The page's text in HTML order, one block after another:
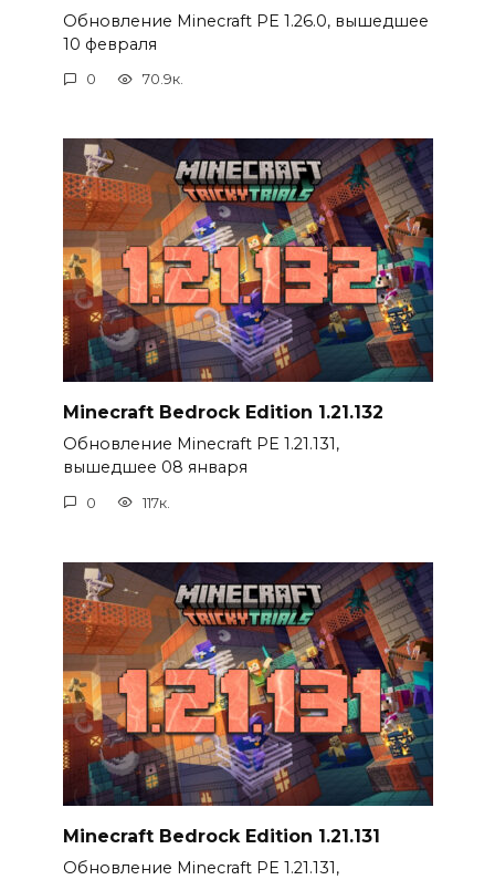
Обновление Minecraft PE 1.26.0, вышедшее
10 февраля
0 70.9к.
Minecraft Bedrock Edition 1.21.132
Обновление Minecraft PE 1.21.131,
вышедшее 08 января
0 117к.
Minecraft Bedrock Edition 1.21.131
Обновление Minecraft PE 1.21.131,